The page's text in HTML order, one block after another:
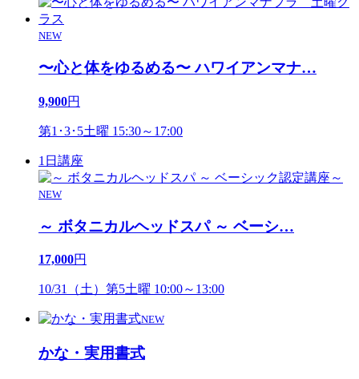
NEW
〜心と体をゆるめる〜 ハワイアンマナ…
9,900円
第1･3･5土曜 15:30～17:00
1日講座
NEW
～ ボタニカルヘッドスパ ～ ベーシ…
17,000円
10/31（土）第5土曜 10:00～13:00
NEW
かな・実用書式